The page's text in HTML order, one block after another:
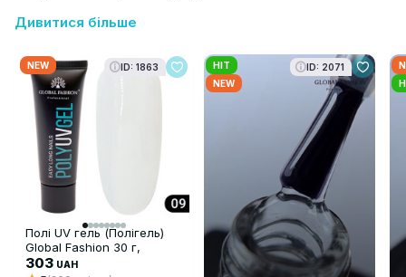
Дивитися більше
NEW ID: 1863
Полі UV гель (Полігель)
Global Fashion 30 г,
прозорий 09
303 UAH
HIT
NEW
ID: 2071